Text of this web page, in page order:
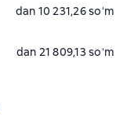
dan 10 231,26 soʻm
dan 21 809,13 soʻm